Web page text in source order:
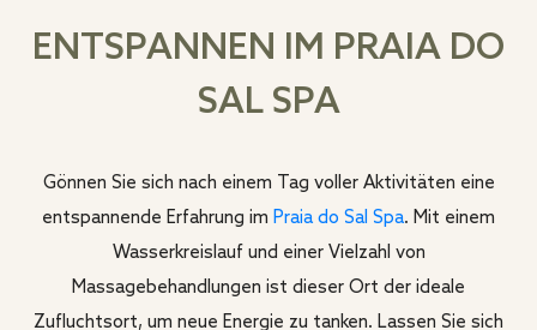
ENTSPANNEN IM PRAIA DO
SAL SPA
Gönnen Sie sich nach einem Tag voller Aktivitäten eine
entspannende Erfahrung im Praia do Sal Spa. Mit einem
Wasserkreislauf und einer Vielzahl von
Massagebehandlungen ist dieser Ort der ideale
Zufluchtsort, um neue Energie zu tanken. Lassen Sie sich